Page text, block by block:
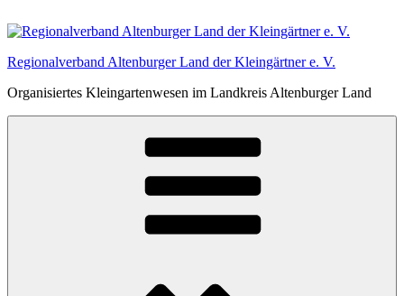
Inhalt
Regionalverband Altenburger Land der Kleingärtner e. V.
Organisiertes Kleingartenwesen im Landkreis Altenburger Land